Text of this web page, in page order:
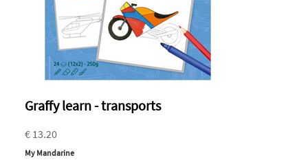
Graffy learn - transports
€ 13.20
My Mandarine